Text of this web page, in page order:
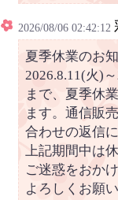
2026/08/06 02:42:12
夏季休業のお
2026.8.11(火)
まで、夏季休
ます。通信販
合わせの返信
上記期間中は
ご迷惑をおか
よろしくお願